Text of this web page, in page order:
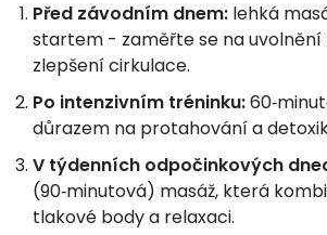
Před závodním dnem: lehká
startem - zaměřte se na
zlepšení cirkulace.
Po intenzivním tréninku:
důrazem na protahování a
V týdenních odpočinkových
(90‑minutová) masáž, která
tlakové body a relaxaci.